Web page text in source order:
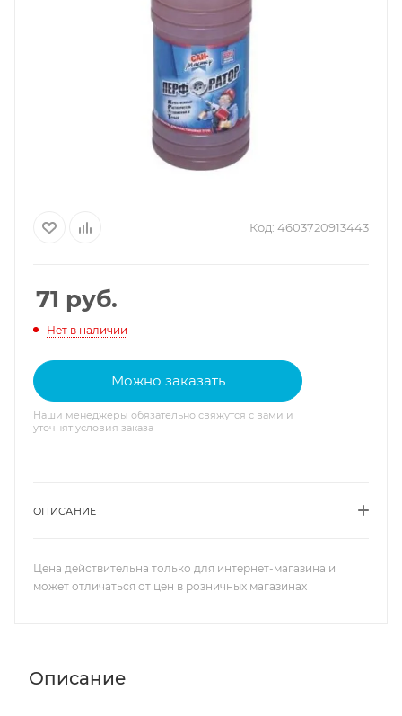
Код: 4603720913443
71 руб.
Нет в наличии
Можно заказать
Наши менеджеры обязательно свяжутся с вами и
уточнят условия заказа
ОПИСАНИЕ
Цена действительна только для интернет-магазина и
может отличаться от цен в розничных магазинах
Описание